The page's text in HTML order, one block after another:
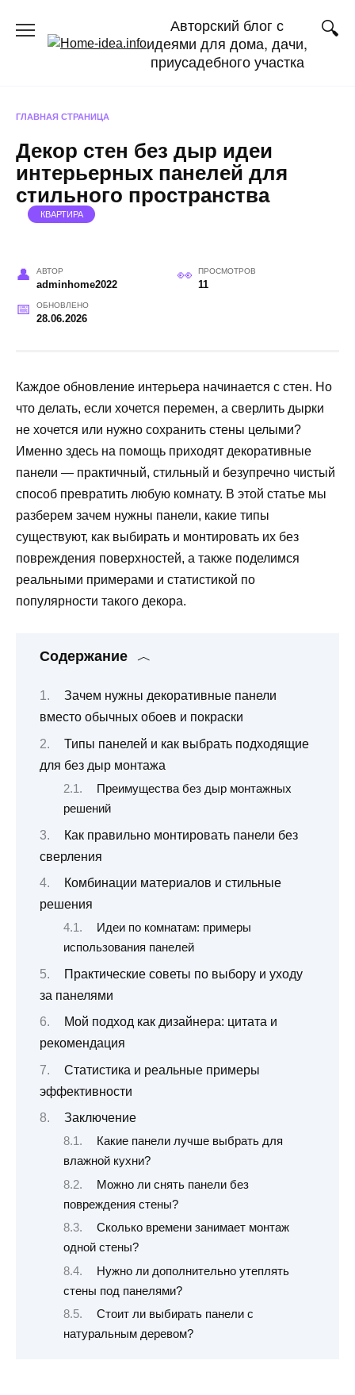
содержанию
Авторский блог с
идеями для дома, дачи,
приусадебного участка
ГЛАВНАЯ СТРАНИЦА
Декор стен без дыр идеи
интерьерных панелей для
стильного пространства
КВАРТИРА
АВТОР
adminhome2022
ПРОСМОТРОВ
11
ОБНОВЛЕНО
28.06.2026
Каждое обновление интерьера начинается с стен. Но
что делать, если хочется перемен, а сверлить дырки
не хочется или нужно сохранить стены целыми?
Именно здесь на помощь приходят декоративные
панели — практичный, стильный и безупречно чистый
способ превратить любую комнату. В этой статье мы
разберем зачем нужны панели, какие типы
существуют, как выбирать и монтировать их без
повреждения поверхностей, а также поделимся
реальными примерами и статистикой по
популярности такого декора.
Содержание
Зачем нужны декоративные панели
вместо обычных обоев и покраски
Типы панелей и как выбрать подходящие
для без дыр монтажа
Преимущества без дыр монтажных
решений
Как правильно монтировать панели без
сверления
Комбинации материалов и стильные
решения
Идеи по комнатам: примеры
использования панелей
Практические советы по выбору и уходу
за панелями
Мой подход как дизайнера: цитата и
рекомендация
Статистика и реальные примеры
эффективности
Заключение
Какие панели лучше выбрать для
влажной кухни?
Можно ли снять панели без
повреждения стены?
Сколько времени занимает монтаж
одной стены?
Нужно ли дополнительно утеплять
стены под панелями?
Стоит ли выбирать панели с
натуральным деревом?